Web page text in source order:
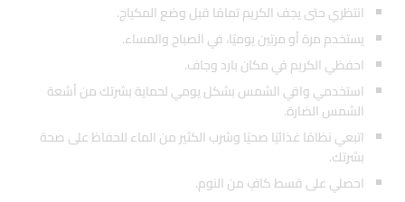
انتظري حتى يجف الكريم تمامًا قبل وضع المكياج.
يستخدم مرة أو مرتين يوميًا، في الصباح والمساء.
احفظي الكريم في مكان بارد وجاف.
استخدمي واقي الشمس بشكل يومي لحماية بشرتك من أشعة
الشمس الضارة.
اتبعي نظامًا غذائيًا صحيًا وشرب الكثير من الماء للحفاظ على صحة
بشرتك.
احصلي على قسط كافٍ من النوم.